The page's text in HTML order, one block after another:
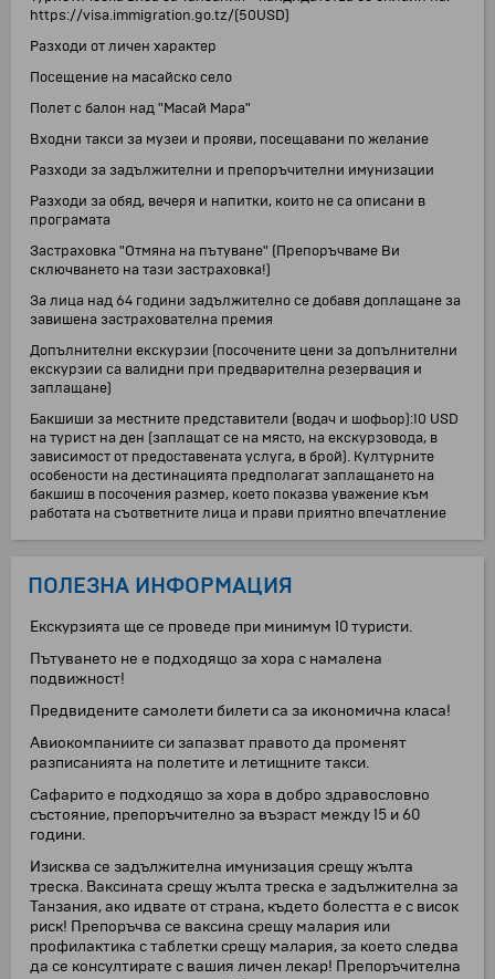
https://visa.immigration.go.tz/(50USD)
Разходи от личен характер
Посещение на масайско село
Полет с балон над "Масай Мара"
Входни такси за музеи и прояви, посещавани по желание
Разходи за задължителни и препоръчителни имунизации
Разходи за обяд, вечеря и напитки, които не са описани в
програмата
Застраховка "Отмяна на пътуване" (Препоръчваме Ви
сключването на тази застраховка!)
За лица над 64 години задължително се добавя доплащане за
завишена застрахователна премия
Допълнителни екскурзии (посочените цени за допълнителни
екскурзии са валидни при предварителна резервация и
заплащане)
Бакшиши за местните представители (водач и шофьор):10 USD
на турист на ден (заплащат се на място, на екскурзовода, в
зависимост от предоставената услуга, в брой). Културните
особености на дестинацията предполагат заплащането на
бакшиш в посочения размер, което показва уважение към
работата на съответните лица и прави приятно впечатление
ПОЛЕЗНА ИНФОРМАЦИЯ
Екскурзията ще се проведе при минимум 10 туристи.
Пътуването не е подходящо за хора с намалена
подвижност!
Предвидените самолети билети са за икономична класа!
Авиокомпаниите си запазват правото да променят
разписанията на полетите и летищните такси.
Сафарито е подходящо за хора в добро здравословно
състояние, препоръчително за възраст между 15 и 60
години.
Изисква се задължителна имунизация срещу жълта
треска. Ваксината срещу жълта треска е задължителна за
Танзания, ако идвате от страна, където болестта е с висок
риск! Препоръчва се ваксина срещу малария или
профилактика с таблетки срещу малария, за което следва
да се консултирате с вашия личен лекар! Препоръчителна